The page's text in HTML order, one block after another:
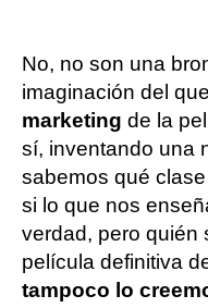
No, no son una
imaginación del
marketing de la
sí, inventando una
sabemos qué
si lo que nos
verdad, pero quién
película definitiva
tampoco lo